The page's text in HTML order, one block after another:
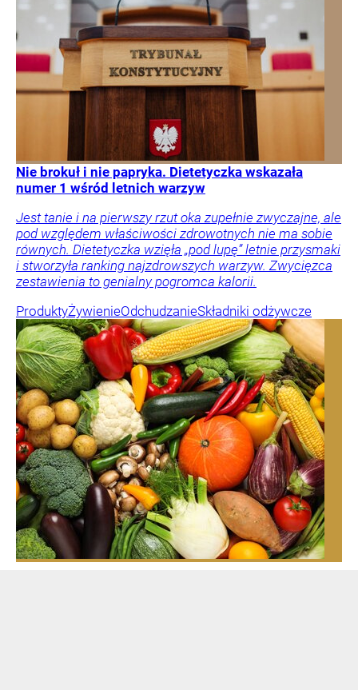
Nie brokuł i nie papryka. Dietetyczka wskazała
numer 1 wśród letnich warzyw
Jest tanie i na pierwszy rzut oka zupełnie zwyczajne, ale
pod względem właściwości zdrowotnych nie ma sobie
równych. Dietetyczka wzięła „pod lupę” letnie przysmaki
i stworzyła ranking najzdrowszych warzyw. Zwycięzca
zestawienia to genialny pogromca kalorii.
ProduktyŻywienieOdchudzanieSkładniki odżywcze